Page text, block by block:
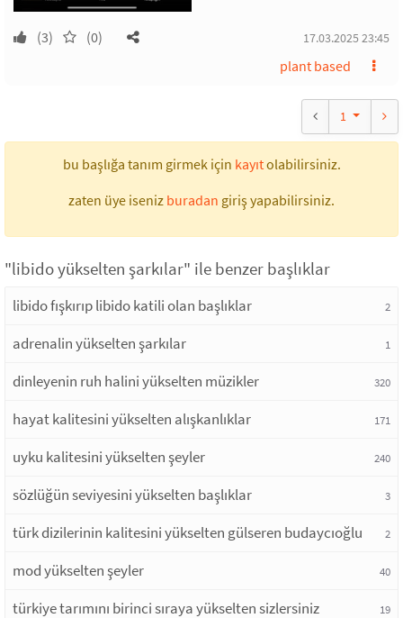
(3) (0) 17.03.2025 23:45
plant based
1
bu başlığa tanım girmek için kayıtolabilirsiniz.
zaten üye iseniz buradan giriş yapabilirsiniz.
"libido yükselten şarkılar" ile benzer başlıklar
libido fışkırıp libido katili olan başlıklar 2
adrenalin yükselten şarkılar 1
dinleyenin ruh halini yükselten müzikler 320
hayat kalitesini yükselten alışkanlıklar 171
uyku kalitesini yükselten şeyler 240
sözlüğün seviyesini yükselten başlıklar 3
türk dizilerinin kalitesini yükselten gülseren budaycıoğlu 2
mod yükselten şeyler 40
türkiye tarımını birinci sıraya yükselten sizlersiniz 19